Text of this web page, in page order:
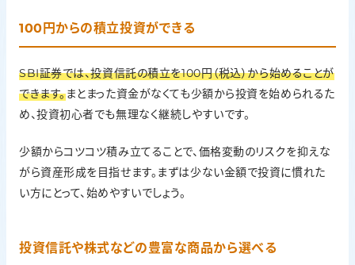
100円からの積立投資ができる
SBI証券では、投資信託の積立を100円（税込）から始めることが
できます。まとまった資金がなくても少額から投資を始められるた
め、投資初心者でも無理なく継続しやすいです。
少額からコツコツ積み立てることで、価格変動のリスクを抑えな
がら資産形成を目指せます。まずは少ない金額で投資に慣れた
い方にとって、始めやすいでしょう。
投資信託や株式などの豊富な商品から選べる